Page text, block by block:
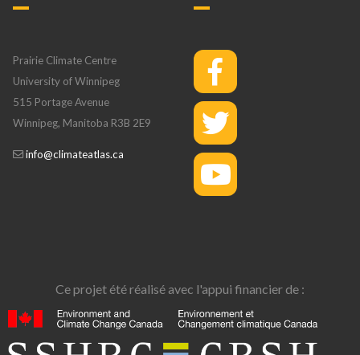
Prairie Climate Centre
University of Winnipeg
515 Portage Avenue
Winnipeg, Manitoba R3B 2E9
info@climateatlas.ca
Ce projet été réalisé avec l'appui financier de :